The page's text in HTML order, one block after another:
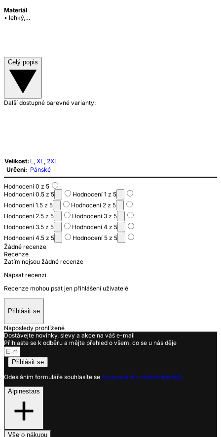
Materiál
• lehký,…
Celý popis
Další dostupné barevné varianty:
Velikost: L, XL, 2XL
Určení: Pánské
Hodnocení 0 z 5
Hodnocení 0.5 z 5
Hodnocení 1 z 5
Hodnocení 1.5 z 5
Hodnocení 2 z 5
Hodnocení 2.5 z 5
Hodnocení 3 z 5
Hodnocení 3.5 z 5
Hodnocení 4 z 5
Hodnocení 4.5 z 5
Hodnocení 5 z 5
Žádné recenze
Recenze
Zatím nejsou žádné recenze
Napsat recenzi
Recenze mohou psát jen přihlášení uživatelé
Přihlásit se
Naposledy prohlížené
Dostávejte novinky, slevy a akce na váš e-mail
Přihlaste se k odběru a mějte přehled o všem, co se u nás děje
Přihlásit se
Odesláním formuláře souhlasíte se zpracováním osobních údajů.
Alpinestars
Vše o nákupu